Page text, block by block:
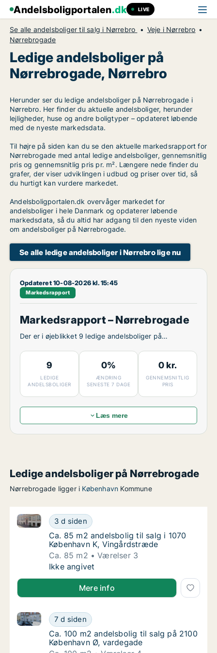
Andelsboligportalen.dk LIVE
Se alle andelsboliger til salg i Nørrebro
Veje i Nørrebro
Nørrebrogade
Ledige andelsboliger på
Nørrebrogade, Nørrebro
Herunder ser du ledige andelsboliger på Nørrebrogade i
Nørrebro. Her finder du aktuelle andelsboliger, herunder
lejligheder, huse og andre boligtyper – opdateret løbende
med de nyeste markedsdata.
Til højre på siden kan du se den aktuelle markedsrapport for
Nørrebrogade med antal ledige andelsboliger, gennemsnitlig
pris og gennemsnitlig pris pr. m². Længere nede finder du
grafer, der viser udviklingen i udbud og priser over tid, så
du hurtigt kan vurdere markedet.
Andelsboligportalen.dk overvåger markedet for
andelsboliger i hele Danmark og opdaterer løbende
markedsdata, så du altid har adgang til den nyeste viden
om andelsboliger på Nørrebrogade.
Se alle ledige andelsboliger i Nørrebro lige nu
Opdateret 10-08-2026 kl. 15:45
Markedsrapport
Markedsrapport – Nørrebrogade
Der er i øjeblikket 9 ledige andelsboliger på
9
LEDIGE
ANDELSBOLIGER
0%
ÆNDRING
SENESTE 7 DAGE
0 kr.
GENNEMSNITLIG
PRIS
Læs mere
Ledige andelsboliger på Nørrebrogade
Nørrebrogade ligger i København Kommune
Ca. 85 m2 andelsbolig til salg i 1070
3 d siden
Ca. 85 m2 andelsbolig til salg i 1070 København K,
Ca. 85 m2 andelsbolig til salg i 1070
Ca. 85 m2 andelsbolig til salg i 1070
København K, Vingårdstræde
Ca. 85 m2
Værelser 3
Ca. 85 m2 andelsbolig til salg i 1070
Ikke angivet
Mere info
Ca. 100 m2 andelsbolig til salg på 2100
7 d siden
Ca. 100 m2 andelsbolig til salg på 2100 København
Ca. 100 m2 andelsbolig til salg på 2100
Ca. 100 m2 andelsbolig til salg på 2100
København Ø, vardegade